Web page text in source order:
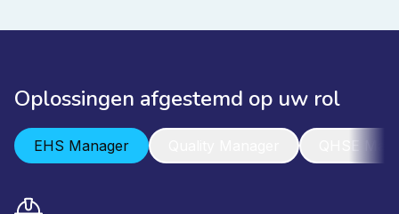
Oplossingen afgestemd op uw rol
EHS Manager